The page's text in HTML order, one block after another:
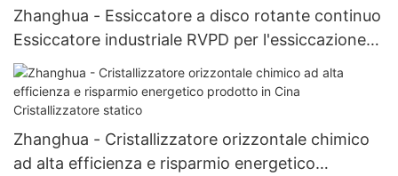
Zhanghua - Essiccatore a disco rotante continuo
Essiccatore industriale RVPD per l'essiccazione
dei fanghi
Zhanghua - Cristallizzatore orizzontale chimico
ad alta efficienza e risparmio energetico